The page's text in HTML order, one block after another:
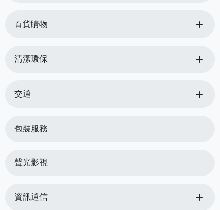
百貨購物 add
清潔環保 add
交通 add
包裝服務
聲光影視
資訊通信 add